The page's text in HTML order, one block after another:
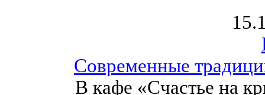
Современные
В кафе «Счастье на